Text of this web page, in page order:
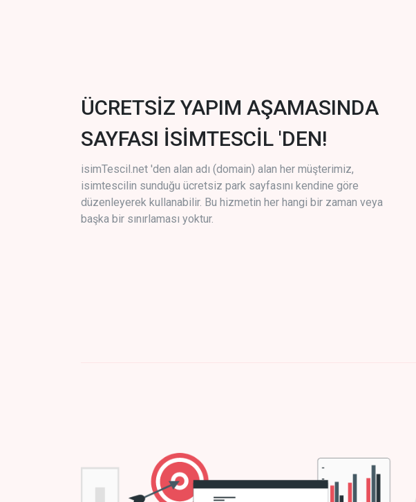
ÜCRETSİZ YAPIM AŞAMASINDA
SAYFASI İSİMTESCİL 'DEN!
isimTescil.net 'den alan adı (domain) alan her müşterimiz,
isimtescilin sunduğu ücretsiz park sayfasını kendine göre
düzenleyerek kullanabilir. Bu hizmetin her hangi bir zaman veya
başka bir sınırlaması yoktur.